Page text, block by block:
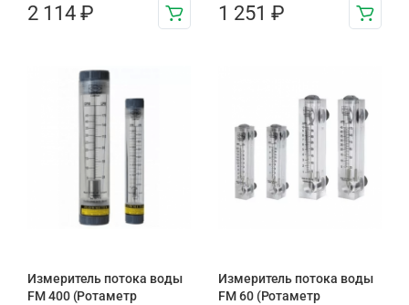
2 114 ₽ 1 251 ₽
Измеритель потока воды
FM 400 (Ротаметр
Измеритель потока воды
FM 60 (Ротаметр